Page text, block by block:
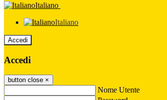
Italiano
Italiano
Accedi
Accedi
button close ×
Nome Utente